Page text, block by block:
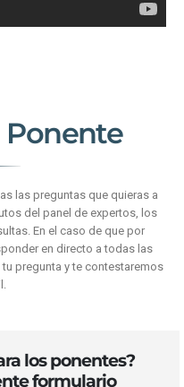
Ponente
las preguntas que quieras a
del panel de expertos, los
En el caso de que por
en directo a todas las
pregunta y te contestaremos
los ponentes?
formulario